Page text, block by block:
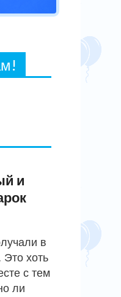
и
в
Это хоть
с тем
ли